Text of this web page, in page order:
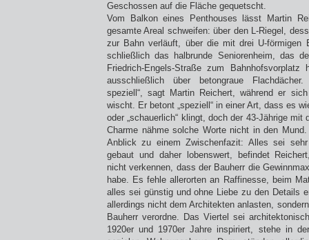
Geschossen auf die Fläche gequetscht.
Vom Balkon eines Penthouses lässt Martin
gesamte Areal schweifen: über den L-Riegel,
zur Bahn verläuft, über die mit drei U-förmigen
schließlich das halbrunde Seniorenheim, das
Friedrich-Engels-Straße zum
ausschließlich über betongraue
speziell“, sagt Martin Reichert, während er
wischt. Er betont „speziell“ in einer Art, dass es
oder „schauerlich“ klingt, doch der 43-Jährige mit
Charme nähme solche Worte nicht in den
Anblick zu einem Zwischenfazit: Alles sei
gebaut und daher lobenswert, befindet
nicht verkennen, dass der Bauherr die
habe. Es fehle allerorten an Raffinesse, beim
alles sei günstig und ohne Liebe zu den Details
allerdings nicht dem Architekten anlasten,
Bauherr verordne. Das Viertel sei
1920er und 1970er Jahre inspiriert, stehe in